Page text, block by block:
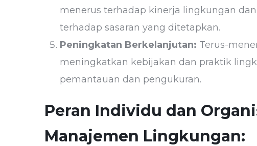
menerus terhadap kinerja lingkungan
terhadap sasaran yang ditetapkan.
Peningkatan Berkelanjutan: Terus-
meningkatkan kebijakan dan praktik
pemantauan dan pengukuran.
Peran Individu dan
Manajemen Lingkungan: